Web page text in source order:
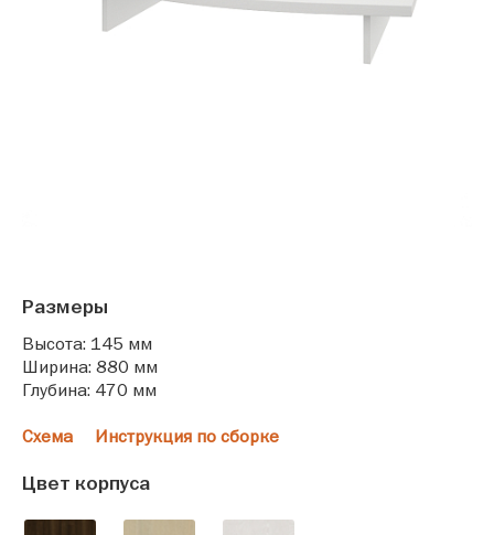
Размеры
Высота: 145 мм
Ширина: 880 мм
Глубина: 470 мм
Схема Инструкция по сборке
Цвет корпуса